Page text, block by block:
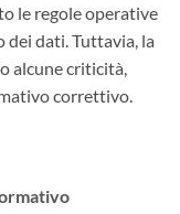
le regole operative
dei dati. Tuttavia, la
alcune criticità,
correttivo.